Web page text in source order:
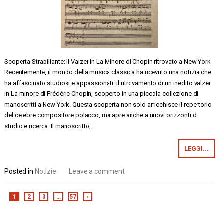
Scoperta Strabiliante: Il Valzer in La Minore di Chopin ritrovato a New York
Recentemente, il mondo della musica classica ha ricevuto una notizia che
ha affascinato studiosi e appassionati: il ritrovamento di un inedito valzer
in La minore di Frédéric Chopin, scoperto in una piccola collezione di
manoscritti a New York. Questa scoperta non solo arricchisce il repertorio
del celebre compositore polacco, ma apre anche a nuovi orizzonti di
studio e ricerca. Il manoscritto,…
LEGGI...
Posted inNotizie Leave a comment
1 2 3 … 57 »